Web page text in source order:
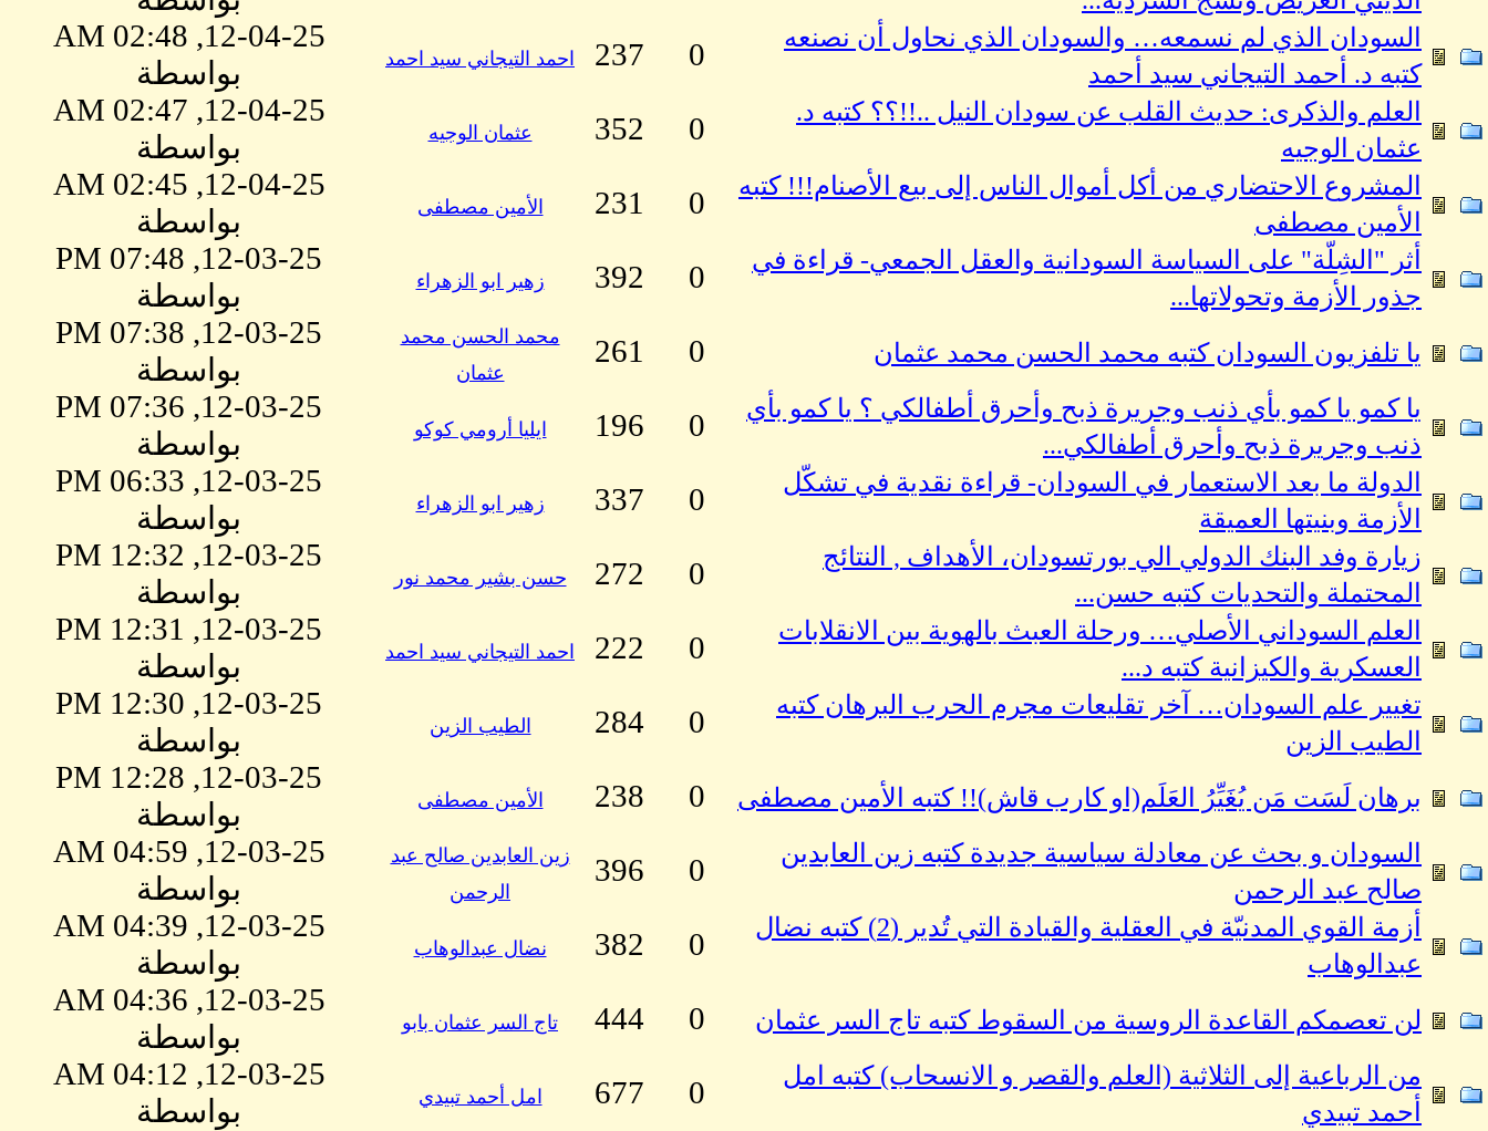
السودان الذي لم نسمعه… والسودان الذي نحاول أن نصنعه
كتبه د. أحمد التيجاني سيد أحمد
0
237 احمد التيجاني سيد احمد
12-04-25, 02:48 AM
بواسطة
العلم والذكرى: حديث القلب عن سودان النيل ..!!؟؟ كتبه د.
عثمان الوجيه
0
352 عثمان الوجيه
12-04-25, 02:47 AM
بواسطة
المشروع الاحتضاري من أكل أموال الناس إلى بيع الأصنام!!! كتبه
الأمين مصطفى
0
231 الأمين مصطفى
12-04-25, 02:45 AM
بواسطة
أثر "الشِلّة" على السياسة السودانية والعقل الجمعي- قراءة في
جذور الأزمة وتحولاتها...
0
392 زهير ابو الزهراء
12-03-25, 07:48 PM
بواسطة
يا تلفزيون السودان كتبه محمد الحسن محمد عثمان 0
261
محمد الحسن محمد
عثمان
12-03-25, 07:38 PM
بواسطة
يا كمو يا كمو بأي ذنب وجريرة ذبح وأحرق أطفالكي ؟ يا كمو بأي
ذنب وجريرة ذبح وأحرق أطفالكي...
0
196 ايليا أرومي كوكو
12-03-25, 07:36 PM
بواسطة
الدولة ما بعد الاستعمار في السودان- قراءة نقدية في تشكّل
الأزمة وبنيتها العميقة
0
337 زهير ابو الزهراء
12-03-25, 06:33 PM
بواسطة
زيارة وفد البنك الدولي الي بورتسودان، الأهداف , النتائج
المحتملة والتحديات كتبه حسن...
0
272 حسن بشير محمد نور
12-03-25, 12:32 PM
بواسطة
العلم السوداني الأصلي… ورحلة العبث بالهوية بين الانقلابات
العسكرية والكيزانية كتبه د...
0
222 احمد التيجاني سيد احمد
12-03-25, 12:31 PM
بواسطة
تغيير علم السودان… آخر تقليعات مجرم الحرب البرهان كتبه
الطيب الزين
0
284 الطيب الزين
12-03-25, 12:30 PM
بواسطة
برهان لَسَت مَن يُغَيِّرُ العَلَم(او كارب قاش)!! كتبه الأمين مصطفى 0
238 الأمين مصطفى
12-03-25, 12:28 PM
بواسطة
السودان و بحث عن معادلة سياسية جديدة كتبه زين العابدين
صالح عبد الرحمن
0
396
زين العابدين صالح عبد
الرحمن
12-03-25, 04:59 AM
بواسطة
أزمة القوي المدنيّة في العقلية والقيادة التي تُدير (2) كتبه نضال
عبدالوهاب
0
382 نضال عبدالوهاب
12-03-25, 04:39 AM
بواسطة
لن تعصمكم القاعدة الروسية من السقوط كتبه تاج السر عثمان 0
444 تاج السر عثمان بابو
12-03-25, 04:36 AM
بواسطة
من الرباعية إلى الثلاثية (العلم والقصر و الانسحاب) كتبه امل
أحمد تبيدي
0
677 امل أحمد تبيدي
12-03-25, 04:12 AM
بواسطة